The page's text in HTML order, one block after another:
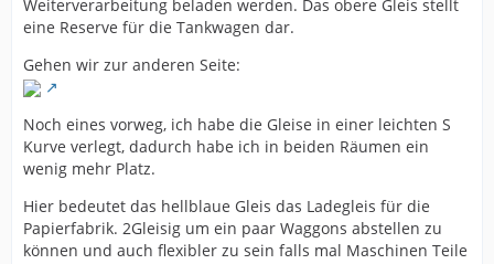
Weiterverarbeitung beladen werden. Das obere Gleis stellt
eine Reserve für die Tankwagen dar.
Gehen wir zur anderen Seite:
Noch eines vorweg, ich habe die Gleise in einer leichten S
Kurve verlegt, dadurch habe ich in beiden Räumen ein
wenig mehr Platz.
Hier bedeutet das hellblaue Gleis das Ladegleis für die
Papierfabrik. 2Gleisig um ein paar Waggons abstellen zu
können und auch flexibler zu sein falls mal Maschinen Teile